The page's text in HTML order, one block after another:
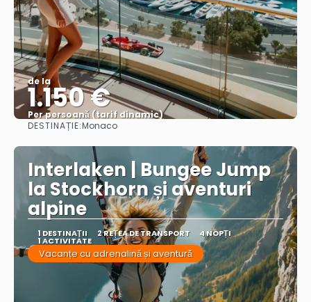
de la
1.150 €
Per persoană (tarif dinamic)
DESTINAȚIE:Monaco
Interlaken | Bungee Jump
la Stockhorn și aventuri
alpine
1 DESTINAŢII 2 REȚEA DE TRANSPORT 4 NOPȚI
1 ACTIVITATE
Vacanțe cu adrenalină și aventură